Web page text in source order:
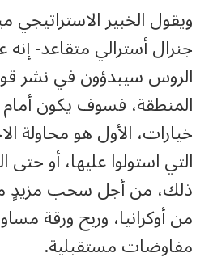
ويقول الخبير الاستراتيجي
جنرال أسترالي متقاعد-
الروس سيبدؤون في نشر
المنطقة، فسوف يكون أمام
خيارات، الأول هو محاولة
التي استولوا عليها، أو
ذلك، من أجل سحب مزيدٍ
من أوكرانيا، وربح ورقة
مفاوضات مستقبلية.